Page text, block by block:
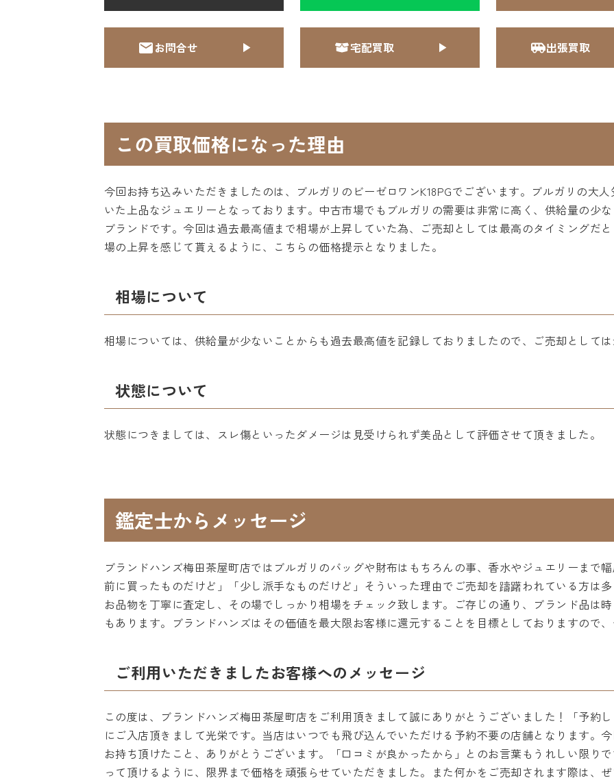
お問合せ 宅配買取 出張買取
この買取価格になった理由
今回お持ち込みいただきましたのは、ブルガリのビーゼロワンK18PGでございます。ブルガリの大
いた上品なジュエリーとなっております。中古市場でもブルガリの需要は非常に高く、供給量の少
ブランドです。今回は過去最高値まで相場が上昇していた為、ご売却としては最高のタイミングだ
場の上昇を感じて貰えるように、こちらの価格提示となりました。
相場について
相場については、供給量が少ないことからも過去最高値を記録しておりましたので、ご売却として
状態について
状態につきましては、スレ傷といったダメージは見受けられず美品として評価させて頂きました。
鑑定士からメッセージ
ブランドハンズ梅田茶屋町店ではブルガリのバッグや財布はもちろんの事、香水やジュエリーまで
前に買ったものだけど」「少し派手なものだけど」そういった理由でご売却を躊躇われている方は
お品物を丁寧に査定し、その場でしっかり相場をチェック致します。ご存じの通り、ブランド品は
もあります。ブランドハンズはその価値を最大限お客様に還元することを目標としておりますので
ご利用いただきましたお客様へのメッセージ
この度は、ブランドハンズ梅田茶屋町店をご利用頂きまして誠にありがとうございました！「予約
にご入店頂きまして光栄です。当店はいつでも飛び込んでいただける予約不要の店舗となります。
お持ち頂けたこと、ありがとうございます。「口コミが良かったから」とのお言葉もうれしい限り
って頂けるように、限界まで価格を頑張らせていただきました。また何かをご売却されます際は、